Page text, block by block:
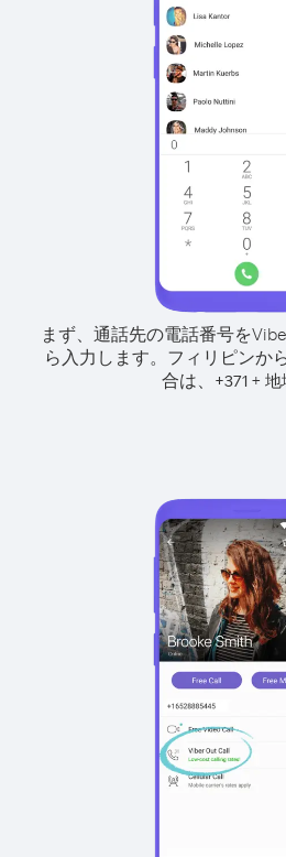
まず、通話先の電話番号を
ら入力します。 フィリピンか
合は、 +371 + 地